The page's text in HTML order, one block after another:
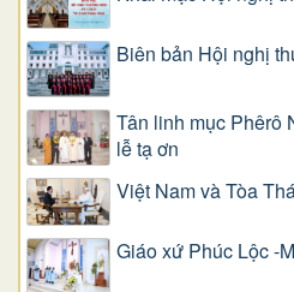
Biên bản Hội nghị
Tân linh mục Phêrô
lễ tạ ơn
Việt Nam và Tòa
Giáo xứ Phúc Lộc -